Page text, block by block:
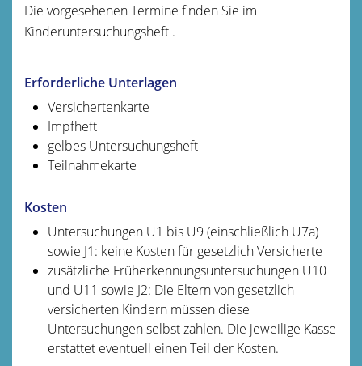
Die vorgesehenen Termine finden Sie im
Kinderuntersuchungsheft .
Erforderliche Unterlagen
Versichertenkarte
Impfheft
gelbes Untersuchungsheft
Teilnahmekarte
Kosten
Untersuchungen U1 bis U9 (einschließlich U7a)
sowie J1: keine Kosten für gesetzlich Versicherte
zusätzliche Früherkennungsuntersuchungen U10
und U11 sowie J2: Die Eltern von gesetzlich
versicherten Kindern müssen diese
Untersuchungen selbst zahlen. Die jeweilige Kasse
erstattet eventuell einen Teil der Kosten.